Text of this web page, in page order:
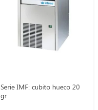
Serie IMF: cubito hueco 20
gr